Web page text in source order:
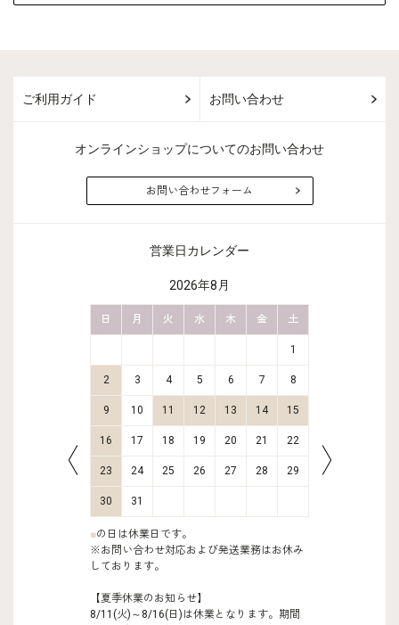
ご利用ガイド お問い合わせ
オンラインショップについてのお問い合わせ
お問い合わせフォーム
営業日カレンダー
2026年8月
日 月 火 水 木 金 土
1
2 3 4 5 6 7 8
9 10 11 12 13 14 15
16 17 18 19 20 21 22
23 24 25 26 27 28 29
30 31
■の日は休業日です。
※お問い合わせ対応および発送業務はお休み
しております。
【夏季休業のお知らせ】
8/11(火)～8/16(日)は休業となります。期間